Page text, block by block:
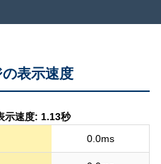
表示速度
示速度: 1.13秒
0.0ms